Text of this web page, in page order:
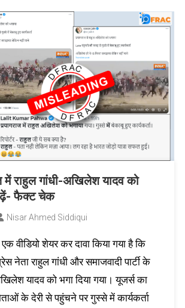
में राहुल गांधी-अखिलेश यादव को
फैक्ट चेक
Nisar Ahmed Siddiqui
वीडियो शेयर कर दावा किया गया है कि
नेता राहुल गांधी और समाजवादी पार्टी के
यादव को भगा दिया गया। यूजर्स का
के देरी से पहुंचने पर गुस्से में कार्यकर्ता